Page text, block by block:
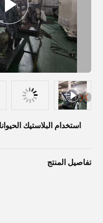
تفاصيل المنتج